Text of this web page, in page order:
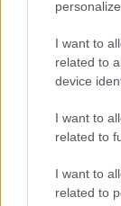
I want to
related to
device
I want to
related to
I want to
related to